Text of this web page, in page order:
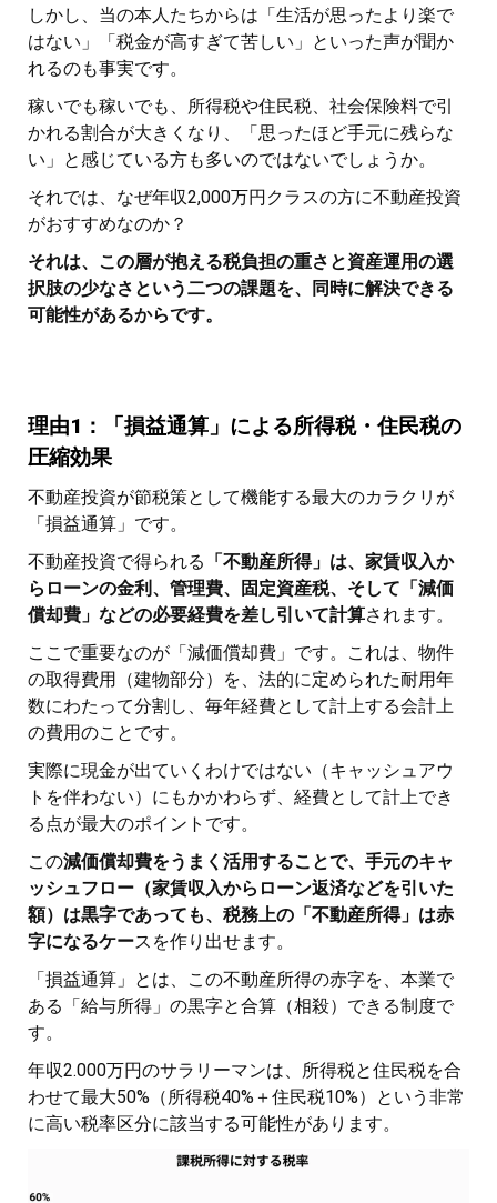
しかし、当の本人たちからは「生活が思ったより楽で
はない」「税金が高すぎて苦しい」といった声が聞か
れるのも事実です。
稼いでも稼いでも、所得税や住民税、社会保険料で引
かれる割合が大きくなり、「思ったほど手元に残らな
い」と感じている方も多いのではないでしょうか。
それでは、なぜ年収2,000万円クラスの方に不動産投資
がおすすめなのか？
それは、この層が抱える税負担の重さと資産運用の選
択肢の少なさという二つの課題を、同時に解決できる
可能性があるからです。
理由1：「損益通算」による所得税・住民税の
圧縮効果
不動産投資が節税策として機能する最大のカラクリが
「損益通算」です。
不動産投資で得られる 「不動産所得」は、家賃収入か
らローンの金利、管理費、固定資産税、そして「減価
償却費」などの必要経費を差し引いて計算されます。
ここで重要なのが「減価償却費」です。これは、物件
の取得費用（建物部分）を、法的に定められた耐用年
数にわたって分割し、毎年経費として計上する会計上
の費用のことです。
実際に現金が出ていくわけではない（キャッシュアウ
トを伴わない）にもかかわらず、経費として計上でき
る点が最大のポイントです。
この減価償却費をうまく活用することで、手元のキャ
ッシュフロー（家賃収入からローン返済などを引いた
額）は黒字であっても、税務上の「不動産所得」は赤
字になるケースを作り出せます。
「損益通算」とは、この不動産所得の赤字を、本業で
ある「給与所得」の黒字と合算（相殺）できる制度で
す。
年収2.000万円のサラリーマンは、所得税と住民税を合
わせて最大50%（所得税40%＋住民税10%）という非常
に高い税率区分に該当する可能性があります。